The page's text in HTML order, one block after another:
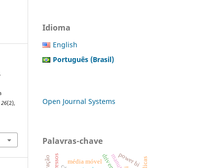
26(2),
Idioma
English
Português (Brasil)
Open Journal Systems
Palavras-chave
power bi
média móvel